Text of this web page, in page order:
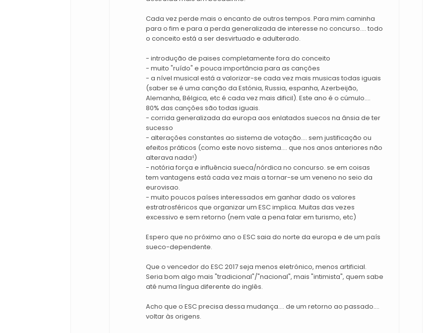
Cada vez perde mais o encanto de outros tempos. Para mim caminha
para o fim e para a perda generalizada de interesse no concurso.... todo
o conceito está a ser desvirtuado e adulterado.
- introdução de paises completamente fora do conceito
- muito "ruído" e pouca importância para as canções
- a nível musical está a valorizar-se cada vez mais musicas todas iguais
(saber se é uma canção da Estónia, Russia, espanha, Azerbeijão,
Alemanha, Bélgica, etc é cada vez mais dificil). Este ano é o cúmulo....
80% das canções são todas iguais.
- corrida generalizada da europa aos enlatados suecos na ânsia de ter
sucesso
- alterações constantes ao sistema de votação.... sem justificação ou
efeitos práticos (como este novo sistema.... que nos anos anteriores não
alterava nada!)
- notória força e influência sueca/nórdica no concurso. se em coisas
tem vantagens está cada vez mais a tornar-se um veneno no seio da
eurovisao.
- muito poucos países interessados em ganhar dado os valores
estratrosféricos que organizar um ESC implica. Muitas das vezes
excessivo e sem retorno (nem vale a pena falar em turismo, etc)
Espero que no próximo ano o ESC saia do norte da europa e de um país
sueco-dependente.
Que o vencedor do ESC 2017 seja menos eletrónico, menos artificial.
Seria bom algo mais "tradicional"/"nacional", mais "intimista", quem sabe
até numa língua diferente do inglês.
Acho que o ESC precisa dessa mudança.... de um retorno ao passado....
voltar às origens.